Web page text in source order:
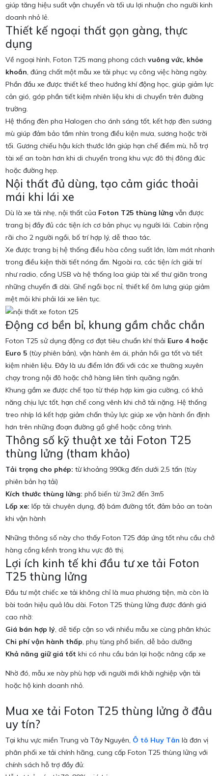
giúp tăng hiệu suất vận chuyển và tối ưu lợi nhuận cho người kinh
doanh nhỏ lẻ.
Thiết kế ngoại thất gọn gàng, thực
dụng
Về ngoại hình, Foton T25 mang phong cách vuông vức, khỏe
khoắn, đúng chất một mẫu xe tải phục vụ công việc hàng ngày.
Phần đầu xe được thiết kế theo hướng khí động học, giúp giảm lực
cản gió, góp phần tiết kiệm nhiên liệu khi di chuyển trên đường
trường.
Hệ thống đèn pha Halogen cho ánh sáng tốt, kết hợp đèn sương
mù giúp đảm bảo tầm nhìn trong điều kiện mưa, sương hoặc trời
tối. Gương chiếu hậu kích thước lớn giúp hạn chế điểm mù, hỗ trợ
tài xế an toàn hơn khi di chuyển trong khu vực đô thị đông đúc
hoặc đường hẹp.
Nội thất đủ dùng, tạo cảm giác thoải
mái khi lái xe
Dù là xe tải nhẹ, nội thất của Foton T25 thùng lửng vẫn được
trang bị đầy đủ các tiện ích cơ bản phục vụ người lái. Cabin rộng
rãi cho 2 người ngồi, bố trí hợp lý, dễ thao tác.
Xe được trang bị hệ thống điều hòa công suất lớn, làm mát nhanh
trong điều kiện thời tiết nóng ẩm. Ngoài ra, các tiện ích giải trí
như radio, cổng USB và hệ thống loa giúp tài xế thư giãn trong
những chuyến đi dài. Ghế ngồi bọc nỉ, thiết kế ôm lưng giúp giảm
mệt mỏi khi phải lái xe liên tục.
Động cơ bền bỉ, khung gầm chắc chắn
Foton T25 sử dụng động cơ đạt tiêu chuẩn khí thải Euro 4 hoặc
Euro 5(tùy phiên bản), vận hành êm ái, phản hồi ga tốt và tiết
kiệm nhiên liệu. Đây là ưu điểm lớn đối với các xe thường xuyên
chạy trong nội đô hoặc chở hàng liên tỉnh quãng ngắn.
Khung gầm xe được chế tạo từ thép hợp kim gia cường, có khả
năng chịu lực tốt, hạn chế cong vênh khi chở tải nặng. Hệ thống
treo nhíp lá kết hợp giảm chấn thủy lực giúp xe vận hành ổn định
hơn trên những đoạn đường gồ ghề hoặc công trình.
Thông số kỹ thuật xe tải Foton T25
thùng lửng (tham khảo)
Tải trọng cho phép: từ khoảng 990kg đến dưới 2,5 tấn (tùy
phiên bản hạ tải)
Kích thước thùng lửng: phổ biến từ 3m2 đến 3m5
Lốp xe: lốp tải chuyên dụng, độ bám đường tốt, đảm bảo an toàn
khi vận hành
Những thông số này cho thấy Foton T25 đáp ứng tốt nhu cầu chở
hàng cồng kềnh trong khu vực đô thị.
Lợi ích kinh tế khi đầu tư xe tải Foton
T25 thùng lửng
Đầu tư một chiếc xe tải không chỉ là mua phương tiện, mà còn là
bài toán hiệu quả lâu dài. Foton T25 thùng lửng được đánh giá
cao nhờ:
Giá bán hợp lý, dễ tiếp cận so với nhiều mẫu xe cùng phân khúc
Chi phí vận hành thấp, phụ tùng phổ biến, dễ bảo dưỡng
Khả năng giữ giá tốt khi có nhu cầu bán lại hoặc nâng cấp xe
Nhờ đó, mẫu xe này phù hợp với người mới khởi nghiệp vận tải
hoặc hộ kinh doanh nhỏ.
Mua xe tải Foton T25 thùng lửng ở đâu
uy tín?
Tại khu vực miền Trung và Tây Nguyên, Ô tô Huy Tân là đơn vị
phân phối xe tải chính hãng, cung cấp Foton T25 thùng lửng với
chính sách hỗ trợ đầy đủ: